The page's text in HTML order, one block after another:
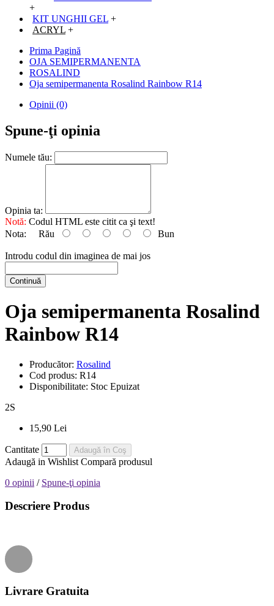
+
KIT UNGHII GEL +
ACRYL +
Prima Pagină
OJA SEMIPERMANENTA
ROSALIND
Oja semipermanenta Rosalind Rainbow R14
Opinii (0)
Spune-ţi opinia
Numele tău:
Opinia ta:
Notă: Codul HTML este citit ca şi text!
Nota: Rău Bun
Introdu codul din imaginea de mai jos
Continuă
Oja semipermanenta Rosalind
Rainbow R14
Producător: Rosalind
Cod produs: R14
Disponibilitate: Stoc Epuizat
2S
15,90 Lei
Cantitate Adaugă în Coş
Adaugă in Wishlist Compară produsul
0 opinii / Spune-ţi opinia
Descriere Produs
Livrare Gratuita